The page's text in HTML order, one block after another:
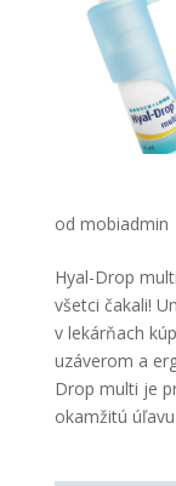
od mobiadmin
Hyal-Drop
všetci čakali!
v lekárňach
uzáverom a
Drop multi je
okamžitú úľavu